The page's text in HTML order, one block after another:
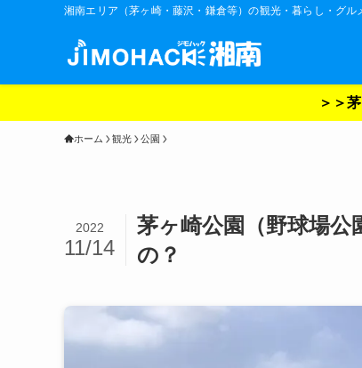
湘南エリア（茅ヶ崎・藤沢・鎌倉等）の観光・暮らし・グル
＞＞
ホーム 観光 公園
茅ヶ崎公園（野球場
の？
2022
11/14